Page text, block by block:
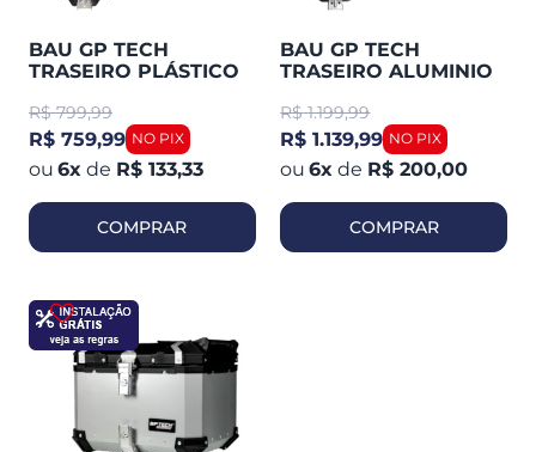
BAU GP TECH
TRASEIRO PLÁSTICO
R$ 799,99
R$ 759,99
6x de R$ 133,33
COMPRAR
BAU GP TECH
TRASEIRO ALUMINIO
R$ 1.199,99
R$ 1.139,99
6x de R$ 200,00
COMPRAR